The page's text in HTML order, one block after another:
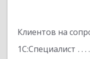
Клиентов на
1С:Специалист